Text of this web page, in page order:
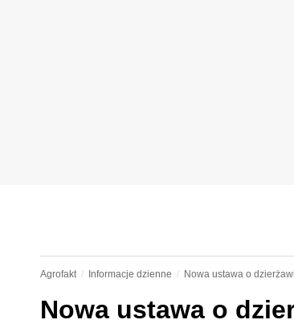
Agrofakt Informacje dzienne Nowa ustawa o
Nowa ustawa o